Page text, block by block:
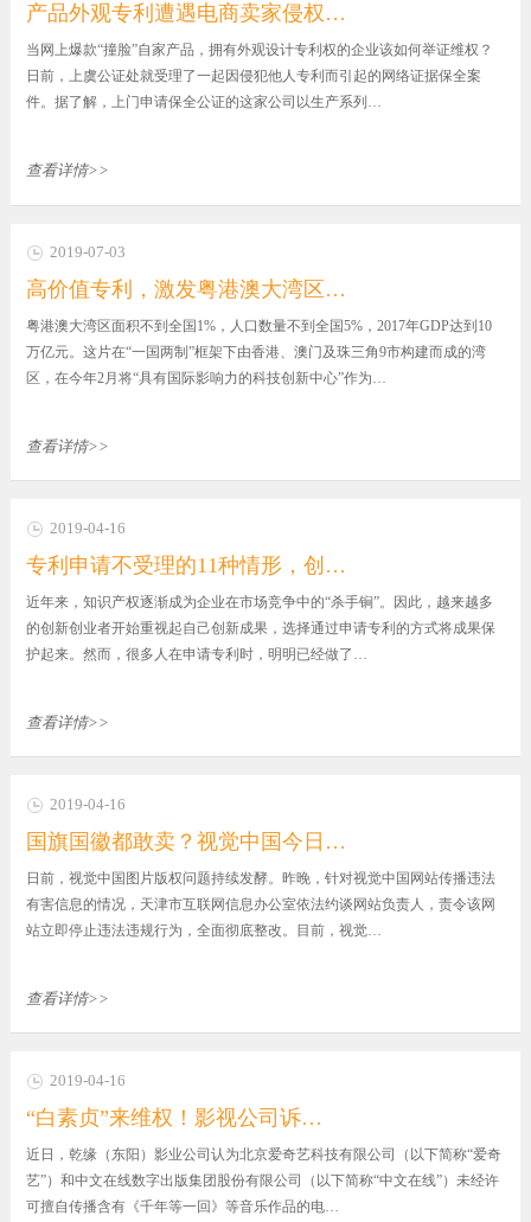
产品外观专利遭遇电商卖家侵权…
当网上爆款“撞脸”自家产品，拥有外观设计专利权的企业该如何举证维权？
日前，上虞公证处就受理了一起因侵犯他人专利而引起的网络证据保全案
件。据了解，上门申请保全公证的这家公司以生产系列…
查看详情>>
2019-07-03
高价值专利，激发粤港澳大湾区…
粤港澳大湾区面积不到全国1%，人口数量不到全国5%，2017年GDP达到10
万亿元。这片在“一国两制”框架下由香港、澳门及珠三角9市构建而成的湾
区，在今年2月将“具有国际影响力的科技创新中心”作为…
查看详情>>
2019-04-16
专利申请不受理的11种情形，创…
近年来，知识产权逐渐成为企业在市场竞争中的“杀手锏”。因此，越来越多
的创新创业者开始重视起自己创新成果，选择通过申请专利的方式将成果保
护起来。然而，很多人在申请专利时，明明已经做了…
查看详情>>
2019-04-16
国旗国徽都敢卖？视觉中国今日…
日前，视觉中国图片版权问题持续发酵。昨晚，针对视觉中国网站传播违法
有害信息的情况，天津市互联网信息办公室依法约谈网站负责人，责令该网
站立即停止违法违规行为，全面彻底整改。目前，视觉…
查看详情>>
2019-04-16
“白素贞”来维权！影视公司诉…
近日，乾缘（东阳）影业公司认为北京爱奇艺科技有限公司（以下简称“爱奇
艺”）和中文在线数字出版集团股份有限公司（以下简称“中文在线”）未经许
可擅自传播含有《千年等一回》等音乐作品的电…